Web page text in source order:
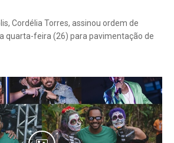
Cordélia Torres, assinou ordem de
quarta-feira (26) para pavimentação de